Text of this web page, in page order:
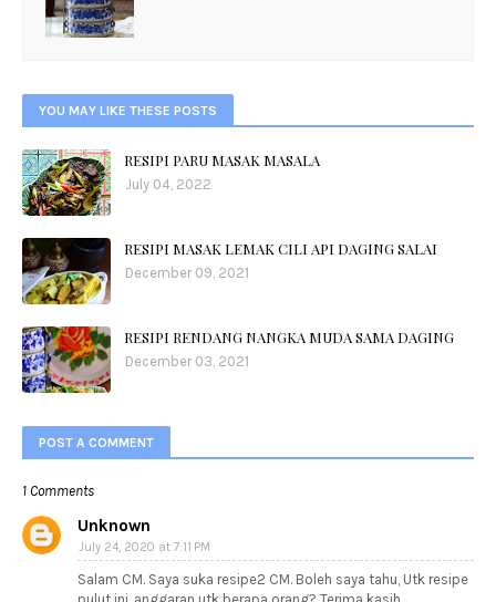
YOU MAY LIKE THESE POSTS
RESIPI PARU MASAK MASALA
July 04, 2022
RESIPI MASAK LEMAK CILI API DAGING SALAI
December 09, 2021
RESIPI RENDANG NANGKA MUDA SAMA DAGING
December 03, 2021
POST A COMMENT
1 Comments
Unknown
July 24, 2020 at 7:11 PM
Salam CM. Saya suka resipe2 CM. Boleh saya tahu, Utk resipe